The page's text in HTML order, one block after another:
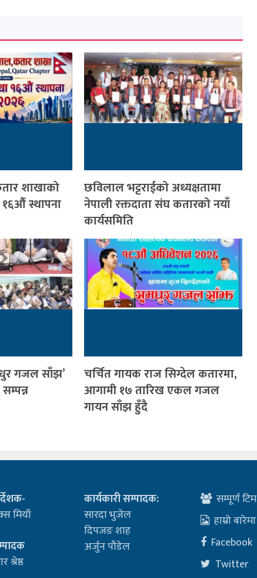
शाखाको
स्थापना
छविलाल भट्टराईको अध्यक्षतामा
नेपाली रक्तदाता संघ कतारको नयाँ
कार्यसमिति
गजल साँझ’
चर्चित गायक राज सिग्देल कतारमा,
आगामी १७ तारिख एकल गजल
गायन साँझ हुँदै
मियाँ
श्रेष्ठ
कार्यकारी सम्पादक:
सारदा भुजेल
दिपजङ शाह
अर्जुन पौडेल
सम्पूर्ण टिम
हाम्रो बारेमा
Facebook
Twitter